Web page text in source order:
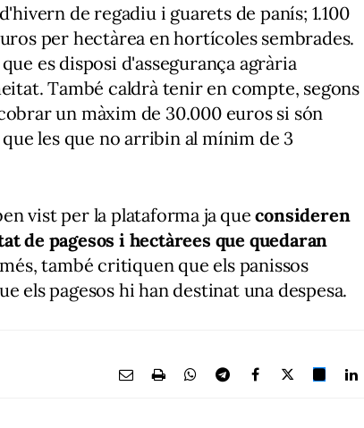
de regadiu i guarets de panís; 1.100
per hectàrea en hortícoles sembrades.
es disposi d'assegurança agrària
També caldrà tenir en compte, segons
un màxim de 30.000 euros si són
les que no arribin al mínim de 3
vist per la plataforma ja queconsideren
de pagesos i hectàrees que quedaran
també critiquen que els panissos
els pagesos hi han destinat una despesa.